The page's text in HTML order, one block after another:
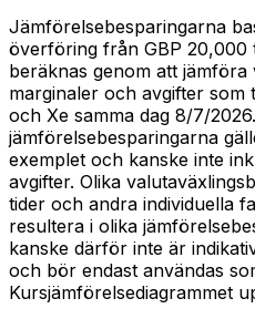
Jämförelsebesparingarna
överföring från GBP 20,000
beräknas genom att
marginaler och avgifter som
och Xe samma dag 8/7/
jämförelsebesparingarna
exemplet och kanske inte
avgifter. Olika
tider och andra individuella
resultera i olika
kanske därför inte är
och bör endast användas
Kursjämförelsediagrammet